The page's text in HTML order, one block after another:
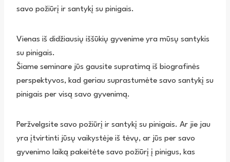
savo požiūrį ir santykį su pinigais.
Vienas iš didžiausių iššūkių gyvenime yra mūsų santykis
su pinigais.
Šiame seminare jūs gausite supratimą iš biografinės
perspektyvos, kad geriau suprastumėte savo santykį su
pinigais per visą savo gyvenimą.
Peržvelgsite savo požiūrį ir santykį su pinigais. Ar jie jau
yra įtvirtinti jūsų vaikystėje iš tėvų, ar jūs per savo
gyvenimo laiką pakeitėte savo požiūrį į pinigus, kas